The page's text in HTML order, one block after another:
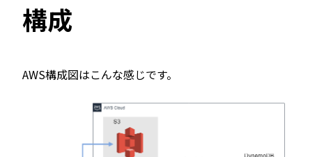
構成
AWS構成図はこんな感じです。